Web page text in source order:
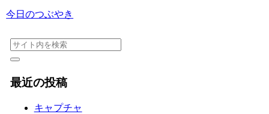
今日のつぶやき
最近の投稿
キャプチャ